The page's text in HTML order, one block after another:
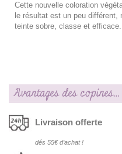
Cette nouvelle coloration
le résultat est un peu
teinte sobre, classe et efficace.
Avantages des copines…
Livraison offerte
dés 55€ d‘achat !